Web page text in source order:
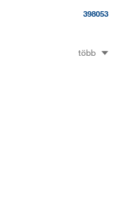
398053
több